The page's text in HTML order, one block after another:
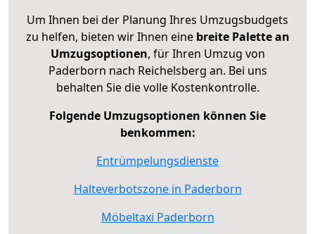
Um Ihnen bei der Planung Ihres Umzugsbudgets
zu helfen, bieten wir Ihnen eine breite Palette an
Umzugsoptionen, für Ihren Umzug von
Paderborn nach Reichelsberg an. Bei uns
behalten Sie die volle Kostenkontrolle.
Folgende Umzugsoptionen können Sie
benkommen:
Entrümpelungsdienste
Halteverbotszone in Paderborn
Möbeltaxi Paderborn